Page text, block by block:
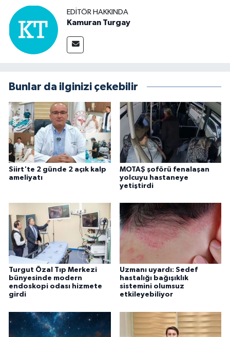
EDITÖR HAKKINDA
Kamuran Turgay
Bunlar da ilginizi çekebilir
Siirt'te 2 günde 2 açık kalp
ameliyatı
MOTAŞ şoförü fenalaşan
yolcuyu hastaneye
yetiştirdi
Turgut Özal Tıp Merkezi
bünyesinde modern
endoskopi odası hizmete
girdi
Uzmanı uyardı: Sedef
hastalığı bağışıklık
sistemini olumsuz
etkileyebiliyor